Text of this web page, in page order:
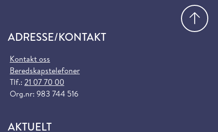
ADRESSE/KONTAKT
Kontakt oss
Beredskapstelefoner
Tlf.: 21 07 70 00
Org.nr: 983 744 516
AKTUELT